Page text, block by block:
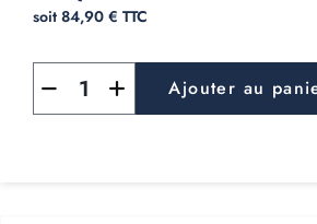
soit 84,90 € TTC
Ajouter au